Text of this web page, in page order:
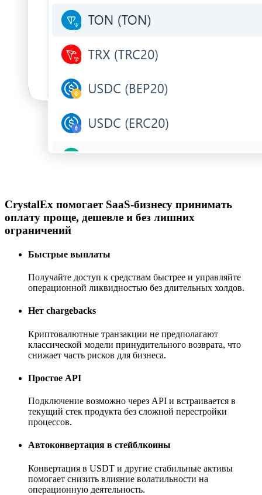
CrystalEx помогает SaaS-бизнесу принимать
оплату проще, дешевле и без лишних
ограничений
Быстрые выплаты
Получайте доступ к средствам быстрее и управляйте
операционной ликвидностью без длительных холдов.
Нет chargebacks
Криптовалютные транзакции не предполагают
классической модели принудительного возврата, что
снижает часть рисков для бизнеса.
Простое API
Подключение возможно через API и встраивается в
текущий стек продукта без сложной перестройки
процессов.
Автоконвертация в стейблкоины
Конвертация в USDT и другие стабильные активы
помогает снизить влияние волатильности на
операционную деятельность.